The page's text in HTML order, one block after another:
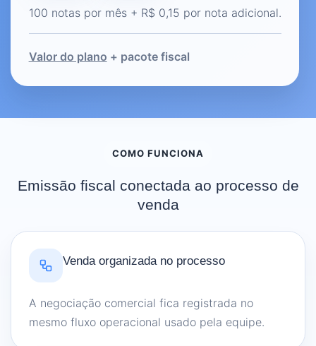
100 notas por mês + R$ 0,15 por nota adicional.
Valor do plano + pacote fiscal
COMO FUNCIONA
Emissão fiscal conectada ao processo de
venda
Venda organizada no processo
A negociação comercial fica registrada no
mesmo fluxo operacional usado pela equipe.